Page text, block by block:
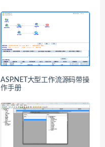
ASP.NET大型工作流源码带操
作手册